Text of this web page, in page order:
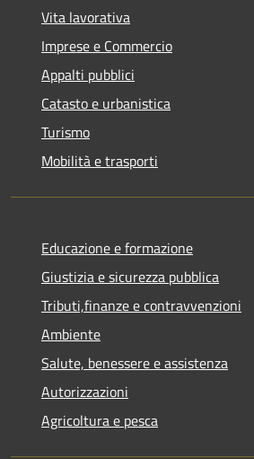
Vita lavorativa
Imprese e Commercio
Appalti pubblici
Catasto e urbanistica
Turismo
Mobilità e trasporti
Educazione e formazione
Giustizia e sicurezza pubblica
Tributi,finanze e contravvenzioni
Ambiente
Salute, benessere e assistenza
Autorizzazioni
Agricoltura e pesca